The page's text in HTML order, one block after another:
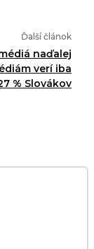
Ďalší článok
naďalej
verí iba
% Slovákov